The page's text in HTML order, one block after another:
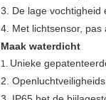
3. De lage vochtigheid
4. Met lichtsensor, pas
Maak waterdicht
1. Unieke
2.